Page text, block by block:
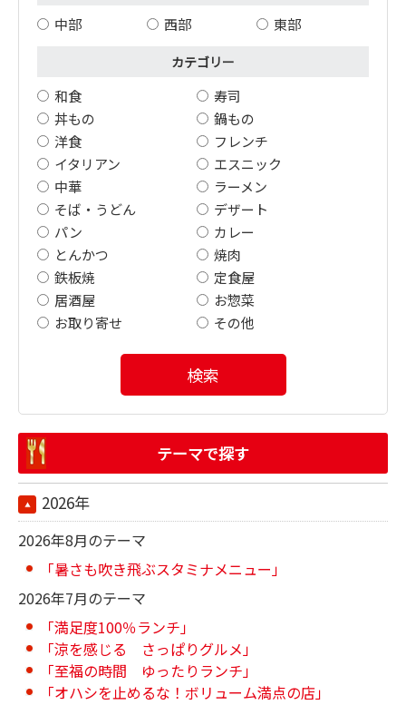
中部 西部 東部
カテゴリー
和食
寿司
丼もの
鍋もの
洋食
フレンチ
イタリアン
エスニック
中華
ラーメン
そば・うどん
デザート
パン
カレー
とんかつ
焼肉
鉄板焼
定食屋
居酒屋
お惣菜
お取り寄せ
その他
検索
テーマで探す
2026年
2026年8月のテーマ
「暑さも吹き飛ぶスタミナメニュー」
2026年7月のテーマ
「満足度100％ランチ」
「涼を感じる さっぱりグルメ」
「至福の時間 ゆったりランチ」
「オハシを止めるな！ボリューム満点の店」